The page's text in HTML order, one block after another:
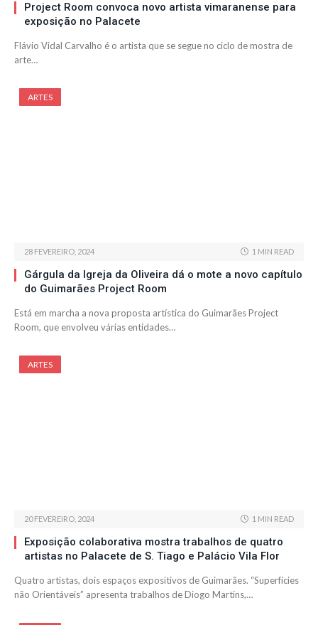
Project Room convoca novo artista vimaranense para
exposição no Palacete
Flávio Vidal Carvalho é o artista que se segue no ciclo de mostra de
arte…
ARTES
28 FEVEREIRO, 2024 1 MIN READ
Gárgula da Igreja da Oliveira dá o mote a novo capítulo
do Guimarães Project Room
Está em marcha a nova proposta artística do Guimarães Project
Room, que envolveu várias entidades…
ARTES
20 FEVEREIRO, 2024 1 MIN READ
Exposição colaborativa mostra trabalhos de quatro
artistas no Palacete de S. Tiago e Palácio Vila Flor
Quatro artistas, dois espaços expositivos de Guimarães. “Superfícies
não Orientáveis” apresenta trabalhos de Diogo Martins,…